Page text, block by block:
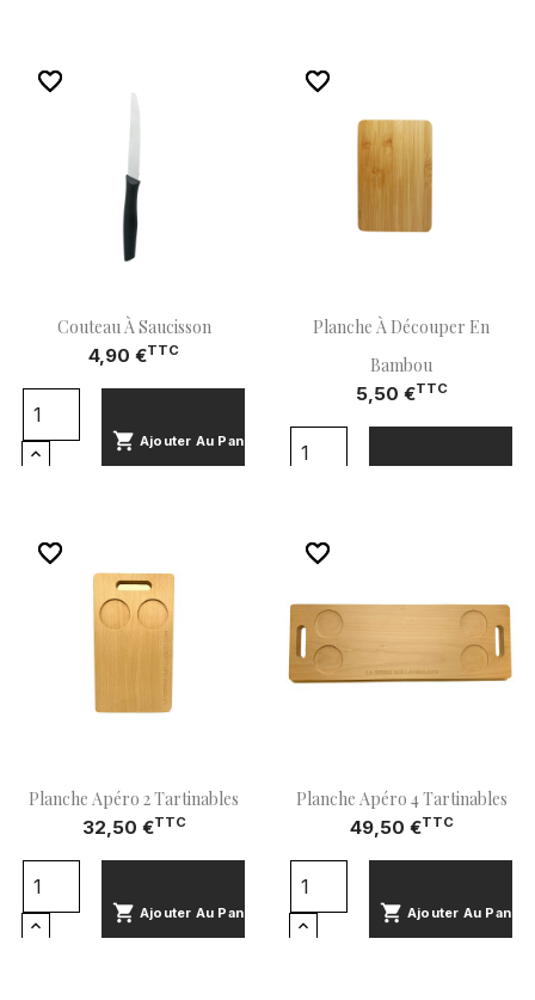
Couteau À Saucisson
4,90 €TTC
shopping_cart Ajouter Au Panier
favorite_border
favorite_border
Planche À Découper En
Bambou
5,50 €TTC
favorite_border
favorite_border
Planche Apéro 2 Tartinables
32,50 €TTC
shopping_cart Ajouter Au Panier
favorite_border
favorite_border
Planche Apéro 4 Tartinables
49,50 €TTC
shopping_cart Ajouter Au Panier
favorite_border
favorite_border